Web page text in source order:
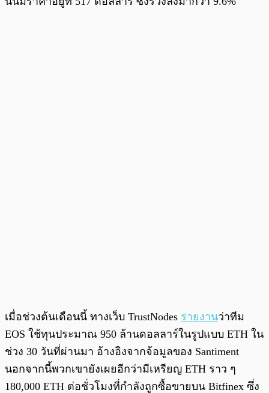
เมื่อช่วงต้นเดือนนี้ ทางเว็บ TrustNodes รายงานว่าทีม
EOS ใช้ทุนประมาณ 950 ล้านดอลลาร์ในรูปแบบ ETH ใน
ช่วง 30 วันที่ผ่านมา อ้างอิงจากจ้อมูลของ Santiment
นอกจากนี้พวกเขายังเผยอีกว่ามีเหรียญ ETH ราว ๆ
180,000 ETH ต่อชั่วโมงที่กำลังถูกซื้อขายบน Bitfinex ซึ่ง